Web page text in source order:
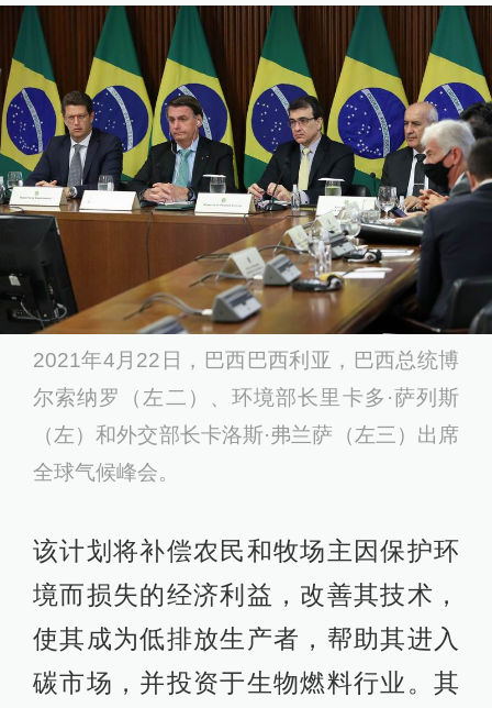
2021年4月22日，巴西巴西利亚，巴西总统博
尔索纳罗（左二）、环境部长里卡多·萨列斯
（左）和外交部长卡洛斯·弗兰萨（左三）出席
全球气候峰会。
该计划将补偿农民和牧场主因保护环
境而损失的经济利益，改善其技术，
使其成为低排放生产者，帮助其进入
碳市场，并投资于生物燃料行业。其